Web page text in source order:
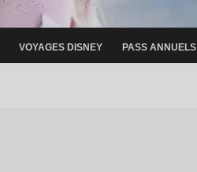
VOYAGES DISNEY PASS ANNUELS